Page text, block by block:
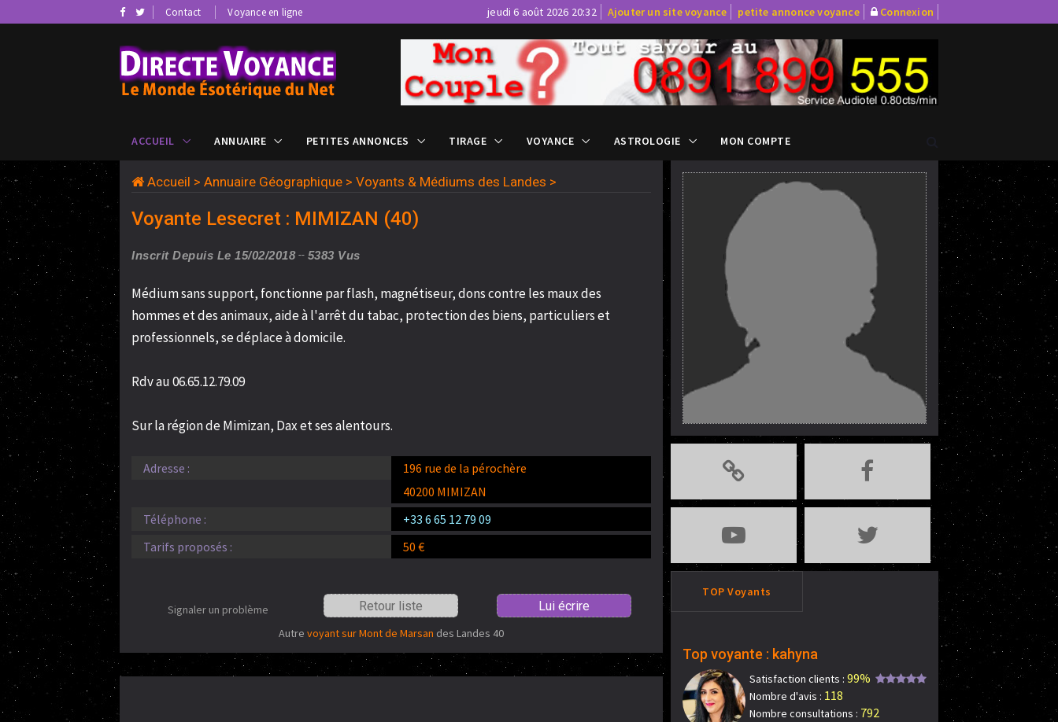
Contact Voyance en ligne jeudi 6 août 2026 20:32 Ajouter un site voyance petite annonce voyance Connexion
ACCUEIL ANNUAIRE PETITES ANNONCES TIRAGE VOYANCE ASTROLOGIE MON COMPTE
Accueil > Annuaire Géographique > Voyants & Médiums des Landes >
Voyante Lesecret : MIMIZAN (40)
Inscrit Depuis Le 15/02/2018 5383 Vus
Médium sans support, fonctionne par flash, magnétiseur, dons contre les maux des
hommes et des animaux, aide à l'arrêt du tabac, protection des biens, particuliers et
professionnels, se déplace à domicile.
Rdv au 06.65.12.79.09
Sur la région de Mimizan, Dax et ses alentours.
Adresse :
196 rue de la pérochère
40200 MIMIZAN
Téléphone :
+33 6 65 12 79 09
Tarifs proposés :
50 €
Signaler un problème Retour liste Lui écrire
Autre voyant sur Mont de Marsan des Landes 40
TOP Voyants
Top voyante : kahyna
Satisfaction clients : 99%
Nombre d'avis : 118
Nombre consultations : 792